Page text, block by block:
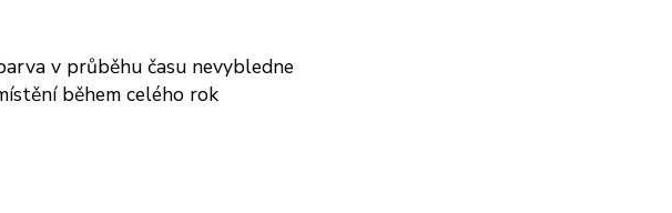
v průběhu času nevybledne
během celého rok